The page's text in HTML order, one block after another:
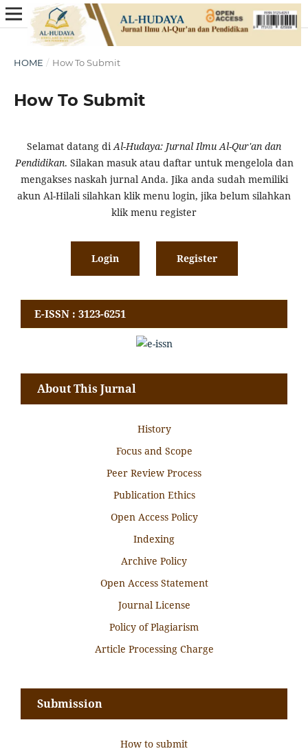
HOME / How To Submit
How To Submit
Selamat datang diAl-Hudaya: Jurnal Ilmu Al-Qur'an dan
Pendidikan. Silakan masuk atau daftar untuk mengelola dan
mengakses naskah jurnal Anda. Jika anda sudah memiliki
akun Al-Hilali silahkan klik menu login, jika belum silahkan
klik menu register
Login Register
E-ISSN : 3123-6251
About This Jurnal
History
Focus and Scope
Peer Review Process
Publication Ethics
Open Access Policy
Indexing
Archive Policy
Open Access Statement
Journal License
Policy of Plagiarism
Article Processing Charge
Submission
How to submit